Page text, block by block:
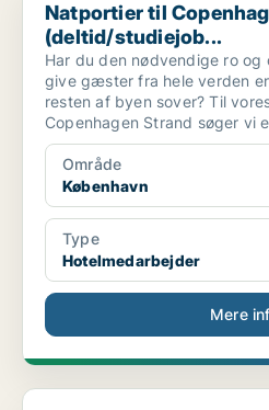
Natportier til
(deltid/studiejob...
Har du den nødvendige ro
give gæster fra hele verden
resten af byen sover? Til vores hyggelige hotel
Copenhagen Strand søger vi
Område
København
Type
Hotelmedarbejder
Mere
[xxxxx] Vejle Studiejob -